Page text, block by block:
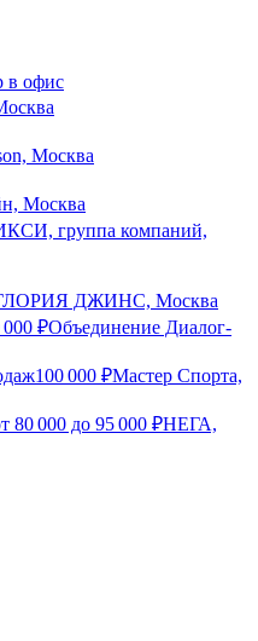
в офис
Москва
Москва
группа компаний,
ДЖИНС, Москва
000 ₽Объединение Диалог-
100 000 ₽Мастер Спорта,
80 000 до 95 000 ₽НЕГА,